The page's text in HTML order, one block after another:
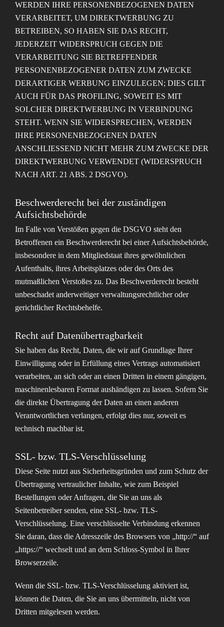
WERDEN IHRE PERSONENBEZOGENEN DATEN
VERARBEITET, UM DIREKTWERBUNG ZU
BETREIBEN, SO HABEN SIE DAS RECHT,
JEDERZEIT WIDERSPRUCH GEGEN DIE
VERARBEITUNG SIE BETREFFENDER
PERSONENBEZOGENER DATEN ZUM ZWECKE
DERARTIGER WERBUNG EINZULEGEN; DIES GILT
AUCH FÜR DAS PROFILING, SOWEIT ES MIT
SOLCHER DIREKTWERBUNG IN VERBINDUNG
STEHT. WENN SIE WIDERSPRECHEN, WERDEN
IHRE PERSONENBEZOGENEN DATEN
ANSCHLIESSEND NICHT MEHR ZUM ZWECKE DER
DIREKTWERBUNG VERWENDET (WIDERSPRUCH
NACH ART. 21 ABS. 2 DSGVO).
Beschwerde­recht bei der zuständigen
Aufsichts­behörde
Im Falle von Verstößen gegen die DSGVO steht den
Betroffenen ein Beschwerderecht bei einer Aufsichtsbehörde,
insbesondere in dem Mitgliedstaat ihres gewöhnlichen
Aufenthalts, ihres Arbeitsplatzes oder des Orts des
mutmaßlichen Verstoßes zu. Das Beschwerderecht besteht
unbeschadet anderweitiger verwaltungsrechtlicher oder
gerichtlicher Rechtsbehelfe.
Recht auf Daten­übertrag­barkeit
Sie haben das Recht, Daten, die wir auf Grundlage Ihrer
Einwilligung oder in Erfüllung eines Vertrags automatisiert
verarbeiten, an sich oder an einen Dritten in einem gängigen,
maschinenlesbaren Format aushändigen zu lassen. Sofern Sie
die direkte Übertragung der Daten an einen anderen
Verantwortlichen verlangen, erfolgt dies nur, soweit es
technisch machbar ist.
SSL- bzw. TLS-Verschlüsselung
Diese Seite nutzt aus Sicherheitsgründen und zum Schutz der
Übertragung vertraulicher Inhalte, wie zum Beispiel
Bestellungen oder Anfragen, die Sie an uns als
Seitenbetreiber senden, eine SSL- bzw. TLS-
Verschlüsselung. Eine verschlüsselte Verbindung erkennen
Sie daran, dass die Adresszeile des Browsers von „http://“ auf
„https://“ wechselt und an dem Schloss-Symbol in Ihrer
Browserzeile.
Wenn die SSL- bzw. TLS-Verschlüsselung aktiviert ist,
können die Daten, die Sie an uns übermitteln, nicht von
Dritten mitgelesen werden.